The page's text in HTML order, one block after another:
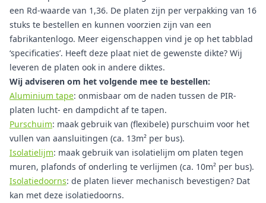
een Rd-waarde van 1,36. De platen zijn per verpakking van 16
stuks te bestellen en kunnen voorzien zijn van een
fabrikantenlogo. Meer eigenschappen vind je op het tabblad
‘specificaties’. Heeft deze plaat niet de gewenste dikte? Wij
leveren de platen ook in andere diktes.
Wij adviseren om het volgende mee te bestellen:
Aluminium tape: onmisbaar om de naden tussen de PIR-
platen lucht- en dampdicht af te tapen.
Purschuim: maak gebruik van (flexibele) purschuim voor het
vullen van aansluitingen (ca. 13m² per bus).
Isolatielijm: maak gebruik van isolatielijm om platen tegen
muren, plafonds of onderling te verlijmen (ca. 10m² per bus).
Isolatiedoorns: de platen liever mechanisch bevestigen? Dat
kan met deze isolatiedoorns.